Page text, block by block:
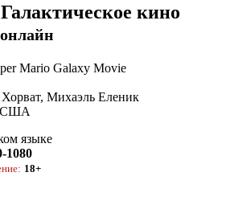
кино
Mario Galaxy Movie
Михаэль Еленик
США
языке
1080
18+